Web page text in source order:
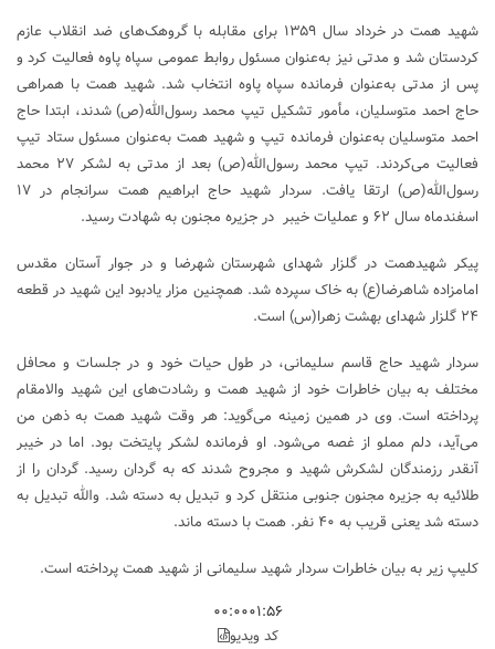
شهید همت در خرداد سال ۱۳۵۹ برای مقابله با گروهک‌های ضد انقلاب عازم
کردستان شد و مدتی نیز به‌عنوان مسئول روابط عمومی سپاه پاوه فعالیت کرد و
پس از مدتی به‌عنوان فرمانده سپاه پاوه انتخاب شد. شهید همت با همراهی
حاج احمد متوسلیان، مأمور تشکیل تیپ محمد رسول‌الله(ص) شدند، ابتدا حاج
احمد متوسلیان به‌عنوان فرمانده تیپ و شهید همت به‌عنوان مسئول ستاد تیپ
فعالیت می‌کردند. تیپ محمد رسول‌الله(ص) بعد از مدتی به لشکر ۲۷ محمد
رسول‌الله(ص) ارتقا یافت. سردار شهید حاج ابراهیم همت سرانجام در ۱۷
اسفندماه سال ۶۲ و عملیات خیبر در جزیره مجنون به شهادت رسید.
پیکر شهیدهمت در گلزار شهدای شهرستان شهرضا و در جوار آستان مقدس
امامزاده شاهرضا(ع) به خاک سپرده شد. همچنین مزار یادبود این شهید در قطعه
۲۴ گلزار شهدای بهشت زهرا(س) است.
سردار شهید حاج قاسم سلیمانی، در طول حیات خود و در جلسات و محافل
مختلف به بیان خاطرات خود از شهید همت و رشادت‌های این شهید والامقام
پرداخته است. وی در همین زمینه می‌گوید: هر وقت شهید همت به ذهن من
می‌آید، دلم مملو از غصه می‌شود. او فرمانده لشکر پایتخت بود. اما در خیبر
آنقدر رزمندگان لشکرش شهید و مجروح شدند که به گردان رسید. گردان را از
طلائیه به جزیره مجنون جنوبی منتقل کرد و تبدیل به دسته شد. والله تبدیل به
دسته شد یعنی قریب به ۴۰ نفر. همت با دسته ماند.
کلیپ زیر به بیان خاطرات سردار شهید سلیمانی از شهید همت پرداخته است.
۰۰:۰۰۰۱:۵۶
کد ویدیو